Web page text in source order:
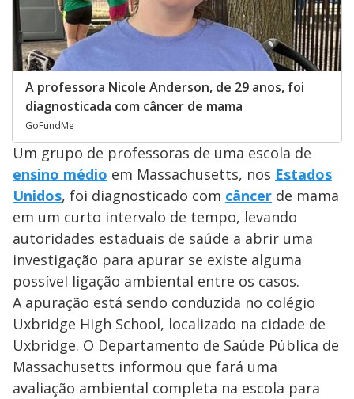
A professora Nicole Anderson, de 29 anos, foi
diagnosticada com câncer de mama
GoFundMe
Um grupo de professoras de uma escola de
ensino médio em Massachusetts, nos Estados
Unidos, foi diagnosticado com câncer de mama
em um curto intervalo de tempo, levando
autoridades estaduais de saúde a abrir uma
investigação para apurar se existe alguma
possível ligação ambiental entre os casos.
A apuração está sendo conduzida no colégio
Uxbridge High School, localizado na cidade de
Uxbridge. O Departamento de Saúde Pública de
Massachusetts informou que fará uma
avaliação ambiental completa na escola para